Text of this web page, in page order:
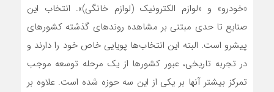
«خودرو» و «لوازم الکترونیک (لوازم خانگی)». انتخاب این
صنایع تا حدی مبتنی بر مشاهده روندهای گذشته کشورهای
پیشرو است. البته این انتخاب‌‌‌ها پویایی خاص خود را دارند و
در تجربه تاریخی، عبور کشورها از یک مرحله توسعه موجب
تمرکز بیشتر آنها بر یکی از این سه حوزه شده است. علاوه بر